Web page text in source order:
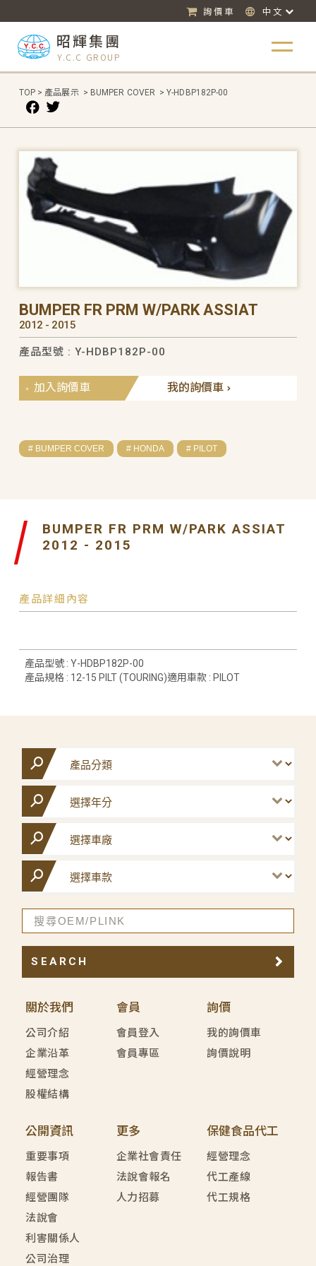
詢價車 中文
昭輝集團
Y.C.C GROUP
TOP > 產品展示 > BUMPER COVER > Y-HDBP182P-00
BUMPER FR PRM W/PARK ASSIAT
2012 - 2015
產品型號 : Y-HDBP182P-00
我的詢價車
加入詢價車
# BUMPER COVER # HONDA # PILOT
BUMPER FR PRM W/PARK ASSIAT
2012 - 2015
產品詳細內容
產品型號 : Y-HDBP182P-00
產品規格 : 12-15 PILT (TOURING)適用車款 : PILOT
關於我們
公司介紹
企業沿革
經營理念
股權結構
會員
會員登入
會員專區
詢價
我的詢價車
詢價說明
公開資訊
重要事項
報告書
經營團隊
法說會
利害關係人
公司治理
更多
企業社會責任
法說會報名
人力招募
保健食品代工
經營理念
代工產線
代工規格
SEARCH